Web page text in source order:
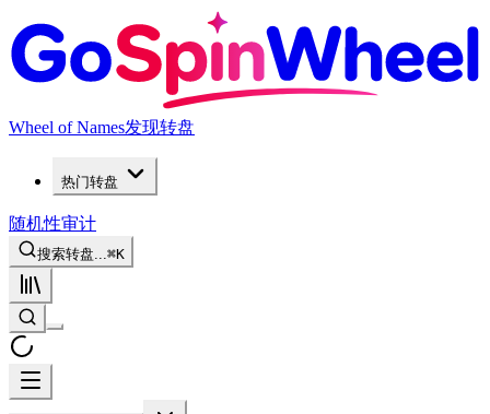
Wheel of Names发现转盘
热门转盘
随机性审计
搜索转盘... ⌘K